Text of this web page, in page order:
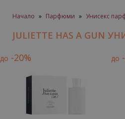
Начало » Парфюми » Унисекс
JULIETTE HAS A GUN
до -20% до